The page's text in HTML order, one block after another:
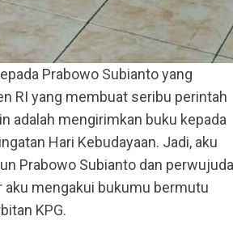
Prabowo Subianto yang
RI yang membuat seribu perintah
adalah mengirimkan buku kepada
Hari Kebudayaan. Jadi, aku
Prabowo Subianto dan
aku mengakui bukumu bermutu
KPG.